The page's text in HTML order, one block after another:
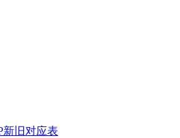
新旧对应表